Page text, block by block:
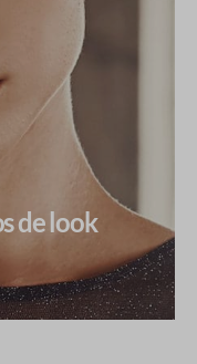
de look